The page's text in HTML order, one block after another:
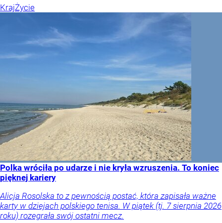
KrajŻycie
Polka wróciła po udarze i nie kryła wzruszenia. To koniec
pięknej kariery
Alicja Rosolska to z pewnością postać, która zapisała ważne
karty w dziejach polskiego tenisa. W piątek (tj. 7 sierpnia 2026
roku) rozegrała swój ostatni mecz.